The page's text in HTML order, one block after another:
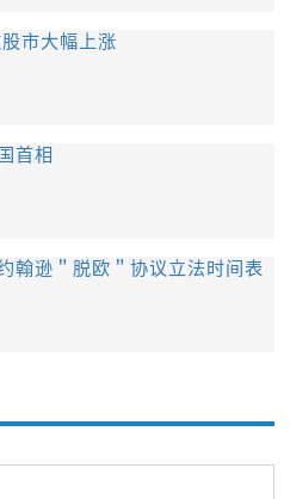
市大幅上涨
首相
翰逊＂脱欧＂协议立法时间表